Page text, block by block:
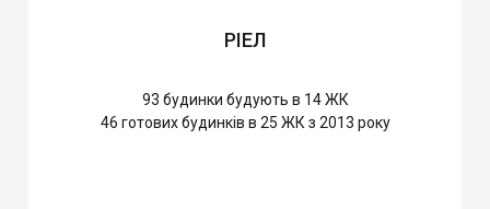
РІЕЛ
93 будинки будують в 14 ЖК
46 готових будинків в 25 ЖК з 2013 року